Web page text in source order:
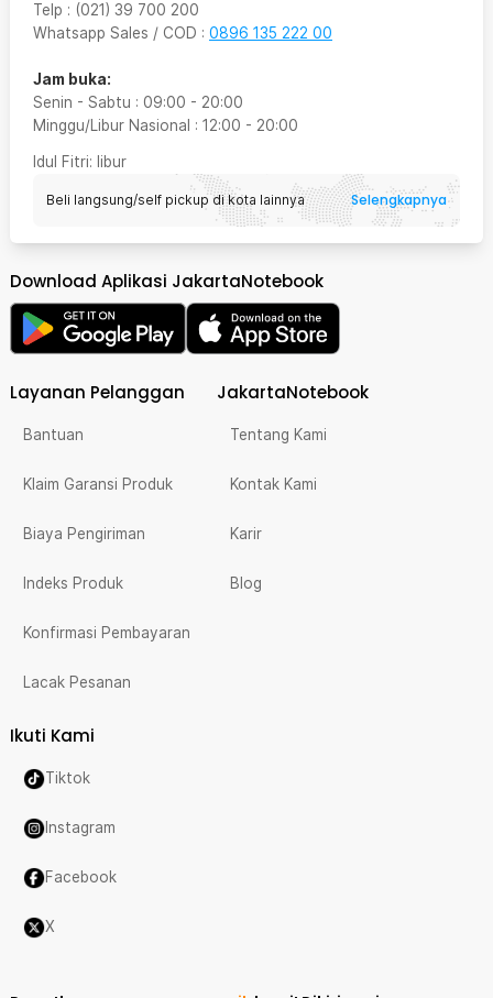
Telp : (021) 39 700 200
Whatsapp Sales / COD : 0896 135 222 00
Jam buka:
Senin - Sabtu : 09:00 - 20:00
Minggu/Libur Nasional : 12:00 - 20:00
Idul Fitri: libur
Beli langsung/self pickup di kota lainnya Selengkapnya
Download Aplikasi JakartaNotebook
Layanan Pelanggan
Bantuan
Klaim Garansi Produk
Biaya Pengiriman
Indeks Produk
Konfirmasi Pembayaran
Lacak Pesanan
JakartaNotebook
Tentang Kami
Kontak Kami
Karir
Blog
Ikuti Kami
Tiktok
Instagram
Facebook
X